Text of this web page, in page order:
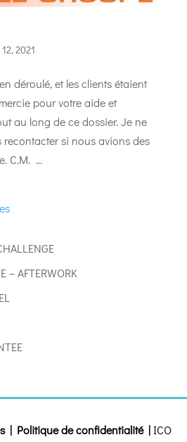
2021
déroulé, et les clients étaient
pour votre aide et
au long de ce dossier. Je ne
si nous avions des
C.M. ...
– AFTERWORK
| Politique de confidentialité|ICO